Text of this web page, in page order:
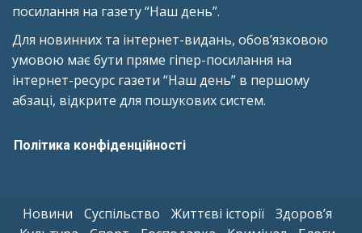
посилання на газету “Наш день”.
Для новинних та інтернет-видань, обов’язковою
умовою має бути пряме гіпер-посилання на
інтернет-ресурс газети “Наш день” в першому
абзаці, відкрите для пошукових систем.
Політика конфіденційності
Новини Суспільство Життєві історії
Здоров’я